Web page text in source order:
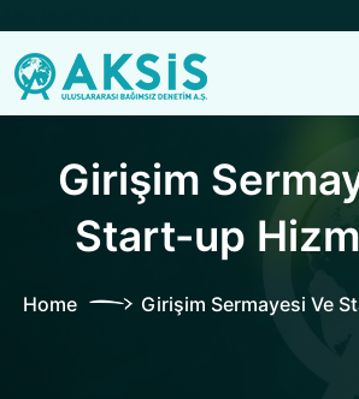
Girişim
Start-up
Home Girişim Sermayesi Ve